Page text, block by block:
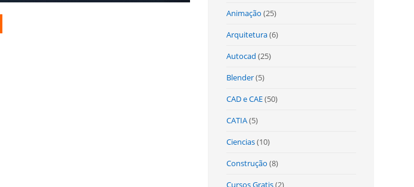
Animação (25)
Arquitetura(6)
Autocad (25)
Blender(5)
CAD e CAE(50)
CATIA(5)
Ciencias(10)
Construção (8)
Cursos Gratis(2)